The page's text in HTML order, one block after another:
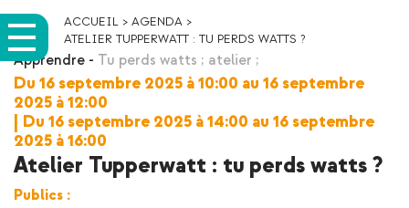
ACCUEIL > AGENDA >
ATELIER TUPPERWATT : TU PERDS WATTS ?
Apprendre - Tu perds watts ; atelier ;
Du 16 septembre 2025 à 10:00 au 16 septembre
2025 à 12:00
Du 16 septembre 2025 à 14:00 au 16 septembre
2025 à 16:00
Atelier Tupperwatt : tu perds watts ?
Publics :